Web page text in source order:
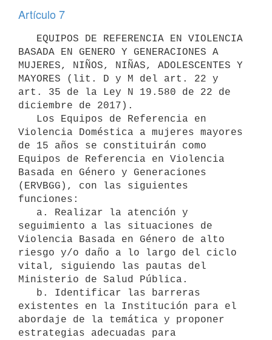
Artículo 7
BASADA EN GENERO Y GENERACIONES A
MUJERES, NIÑOS, NIÑAS, ADOLESCENTES Y
MAYORES (lit. D y M del art. 22 y
art. 35 de la Ley N 19.580 de 22 de
diciembre de 2017).
Violencia Doméstica a mujeres mayores
de 15 años se constituirán como
Equipos de Referencia en Violencia
Basada en Género y Generaciones
(ERVBGG), con las siguientes
funciones:
seguimiento a las situaciones de
Violencia Basada en Género de alto
riesgo y/o daño a lo largo del ciclo
vital, siguiendo las pautas del
Ministerio de Salud Pública.
existentes en la Institución para el
abordaje de la temática y proponer
estrategias adecuadas para